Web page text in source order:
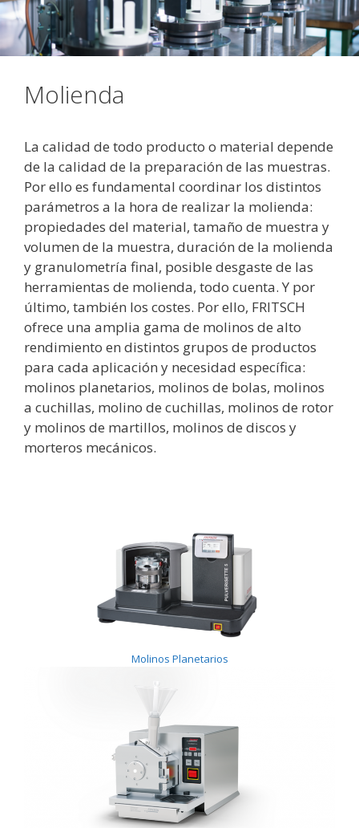
Molienda
La calidad de todo producto o material depende
de la calidad de la preparación de las muestras.
Por ello es fundamental coordinar los distintos
parámetros a la hora de realizar la molienda:
propiedades del material, tamaño de muestra y
volumen de la muestra, duración de la molienda
y granulometría final, posible desgaste de las
herramientas de molienda, todo cuenta. Y por
último, también los costes. Por ello, FRITSCH
ofrece una amplia gama de molinos de alto
rendimiento en distintos grupos de productos
para cada aplicación y necesidad específica:
molinos planetarios, molinos de bolas, molinos
a cuchillas, molino de cuchillas, molinos de rotor
y molinos de martillos, molinos de discos y
morteros mecánicos.
Molinos Planetarios